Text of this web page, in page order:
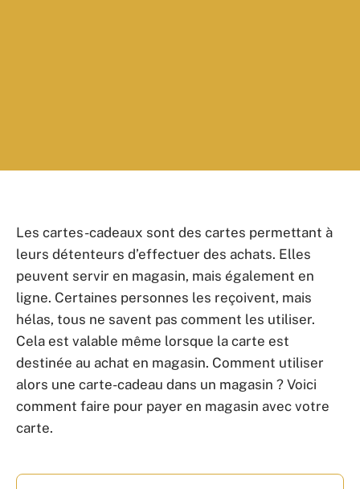
Les cartes-cadeaux sont des cartes permettant à
leurs détenteurs d’effectuer des achats. Elles
peuvent servir en magasin, mais également en
ligne. Certaines personnes les reçoivent, mais
hélas, tous ne savent pas comment les utiliser.
Cela est valable même lorsque la carte est
destinée au achat en magasin. Comment utiliser
alors une carte-cadeau dans un magasin ? Voici
comment faire pour payer en magasin avec votre
carte.